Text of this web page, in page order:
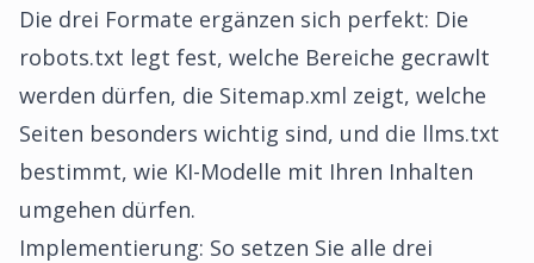
Die drei Formate ergänzen sich perfekt: Die
robots.txt legt fest, welche Bereiche gecrawlt
werden dürfen, die Sitemap.xml zeigt, welche
Seiten besonders wichtig sind, und die llms.txt
bestimmt, wie KI-Modelle mit Ihren Inhalten
umgehen dürfen.
Implementierung: So setzen Sie alle drei